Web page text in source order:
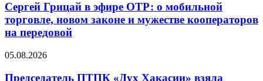
Сергей Грицай в эфире ОТР: о мобильной
торговле, новом законе и мужестве кооператоров
на передовой
05.08.2026
Председатель ПТПК «Дух Хакасии» взяла